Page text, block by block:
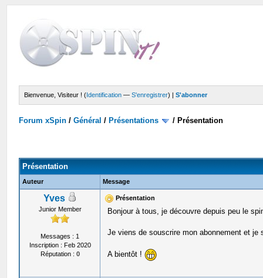
Bienvenue, Visiteur ! (Identification —S'enregistrer) |S'abonner
Forum xSpin /Général / Présentations / Présentation
Présentation
Auteur Message
Yves
Junior Member
Messages : 1
Inscription : Feb 2020
Réputation : 0
Présentation
Bonjour à tous, je découvre depuis peu le
Je viens de souscrire mon abonnement et
A bientôt !